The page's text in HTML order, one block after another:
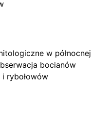
w północnej
bocianów
rybołowów